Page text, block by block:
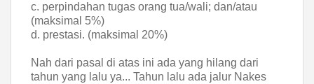
c. perpindahan tugas orang tua/wali; dan/atau
(maksimal 5%)
d. prestasi. (maksimal 20%)
Nah dari pasal di atas ini ada yang hilang dari
tahun yang lalu ya... Tahun lalu ada jalur Nakes